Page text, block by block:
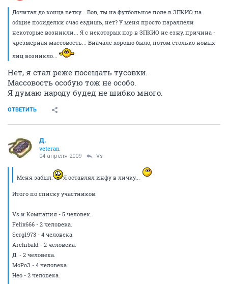
Дочитал до конца ветку... Вов, ты на футбольное поле в ЗПКИО на
общие посиделки счас ездишь, нет? У меня просто параллели
некоторые возникли... Я с некоторых пор в ЗПКИО не езжу, причина -
чрезмерная массовость... Вначале хорошо было, потом столько новых
лиц возникло...
Нет, я стал реже посещать тусовки.
Массовость особую тож не особо.
Я думаю народу будед не шибко много.
ОТВЕТИТЬ
Д.
veteran
04 апреля 2009 Vs
Меня забыл. Я оставлял инфу в личку...
Итого по списку участников:
Vs и Компания - 5 человек.
Felix666 - 2 человека.
Serg1973 - 4 человека.
Archibald - 2 человека.
Д. - 2 человека.
МоРоЗ - 4 человека.
Нео - 2 человека.